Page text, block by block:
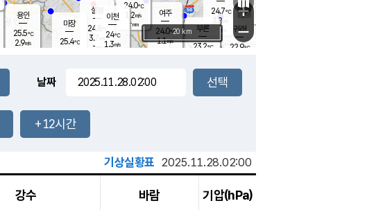
24.7℃
3.8
mm
부론
23.2℃
9.0mm
용인
25.5℃
2.9m/s
여주
24.0℃
1.1m/s
장호원
24.0℃
1.2m/s
-mm
마장
25.4℃
설봉
24.8
3.7
- mm
귀래
22.9℃
이천
24℃
1.3m/s
+
−
20 km
날짜
+12시간
기상실황표 2025.11.28.02:00
강수 바람 기압(hPa)